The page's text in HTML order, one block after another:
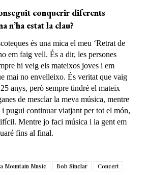
conquerir diferents
n’ha estat la clau?
és una mica el meu ‘Retrat de
em faig vell. És a dir, les persones
hi veig els mateixos joves i em
mai no envelleixo. És veritat que vaig
anys, però sempre tindré el mateix
de mesclar la meva música, mentre
pugui continuar viatjant per tot el món,
Mentre jo faci música i la gent em
fins al final.
Mountain Music Bob Sinclar
Concert